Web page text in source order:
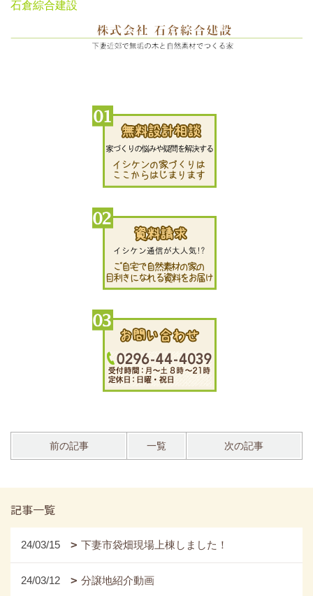
石倉綜合建設
前の記事 一覧 次の記事
記事一覧
24/03/15 下妻市袋畑現場上棟しました！
24/03/12 分譲地紹介動画